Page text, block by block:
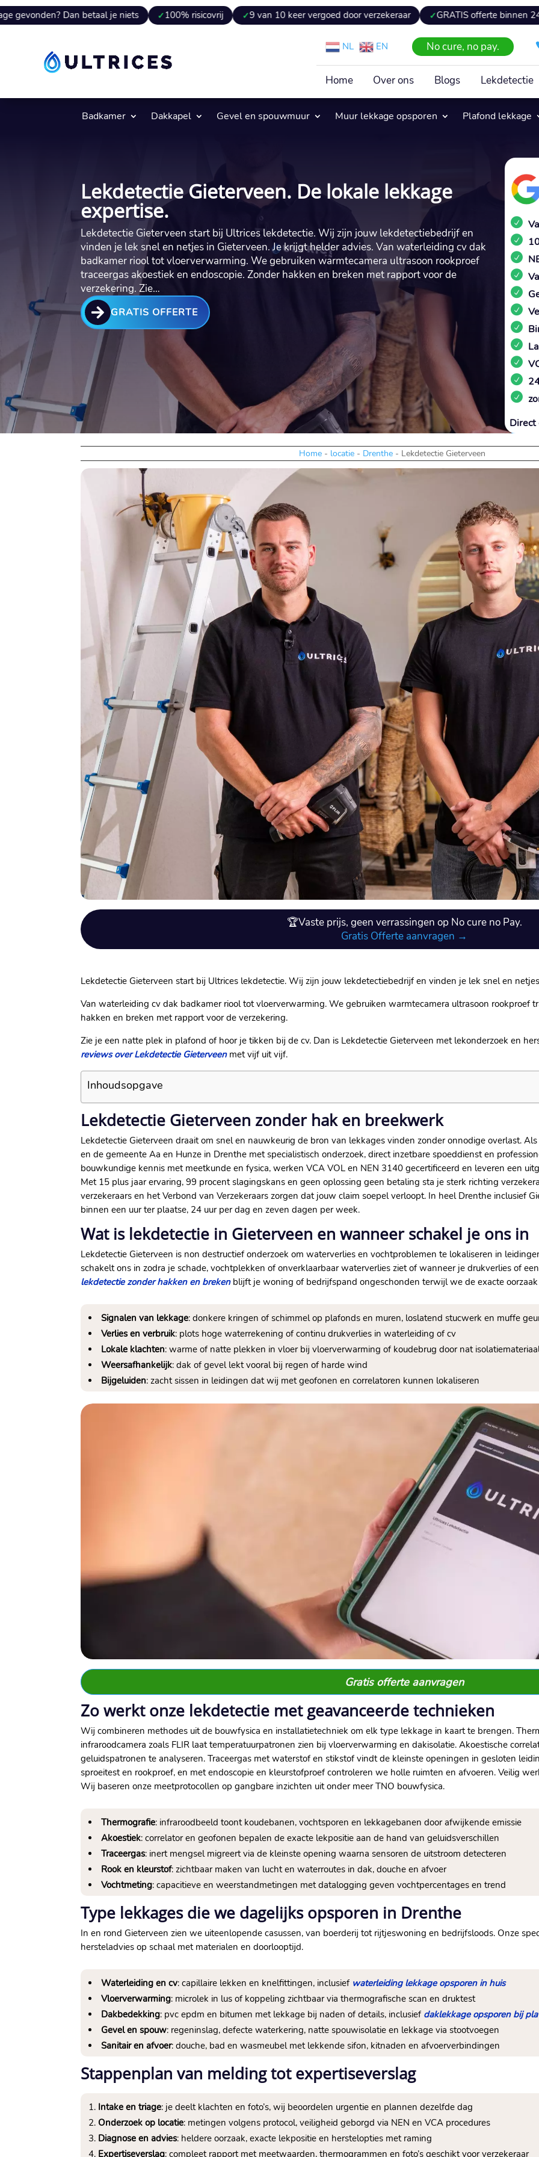
Dan betaal je niets 100% risicovrij 9 van 10 keer vergoed door verzekeraar GRATIS offerte binnen 24 uur
NL EN No cure, no pay.
Home Over ons Blogs Lekdetectie
Badkamer Dakkapel Gevel en spouwmuur Muur lekkage opsporen Plafond lekkage
Lekdetectie Gieterveen. De lokale lekkage
expertise.
Lekdetectie Gieterveen start bij Ultrices lekdetectie. Wij zijn jouw lekdetectiebedrijf en
vinden je lek snel en netjes in Gieterveen. Je krijgt helder advies. Van waterleiding cv dak
badkamer riool tot vloerverwarming. We gebruiken warmtecamera ultrasoon rookproef
traceergas akoestiek en endoscopie. Zonder hakken en breken met rapport voor de
verzekering. Zie…
 GRATIS OFFERTE
Home - locatie - Drenthe - Lekdetectie Gieterveen
🏆Vaste prijs, geen verrassingen op No cure no Pay.
Gratis Offerte aanvragen →
Lekdetectie Gieterveen start bij Ultrices lekdetectie. Wij zijn jouw lekdetectiebedrijf en vinden je lek snel en
Van waterleiding cv dak badkamer riool tot vloerverwarming. We gebruiken warmtecamera ultrasoon rookproef
hakken en breken met rapport voor de verzekering.
Zie je een natte plek in plafond of hoor je tikken bij de cv. Dan is Lekdetectie Gieterveen met lekonderzoek en
reviews over Lekdetectie Gieterveenmet vijf uit vijf.
Inhoudsopgave
Lekdetectie Gieterveen zonder hak en breekwerk
Lekdetectie Gieterveen draait om snel en nauwkeurig de bron van lekkages vinden zonder onnodige overlast.
en de gemeente Aa en Hunze in Drenthe met specialistisch onderzoek, direct inzetbare spoeddienst en
bouwkundige kennis met meetkunde en fysica, werken VCA VOL en NEN 3140 gecertificeerd en leveren een
Met 15 plus jaar ervaring, 99 procent slagingskans en geen oplossing geen betaling sta je sterk richting
verzekeraars en het Verbond van Verzekeraars zorgen dat jouw claim soepel verloopt. In heel Drenthe inclusief
binnen een uur ter plaatse, 24 uur per dag en zeven dagen per week.
Wat is lekdetectie in Gieterveen en wanneer schakel je ons in
Lekdetectie Gieterveen is non destructief onderzoek om waterverlies en vochtproblemen te lokaliseren in
schakelt ons in zodra je schade, vochtplekken of onverklaarbaar waterverlies ziet of wanneer je drukverlies of
lekdetectie zonder hakken en brekenblijft je woning of bedrijfspand ongeschonden terwijl we de exacte
Signalen van lekkage: donkere kringen of schimmel op plafonds en muren, loslatend stucwerk en muffe
Verlies en verbruik: plots hoge waterrekening of continu drukverlies in waterleiding of cv
Lokale klachten: warme of natte plekken in vloer bij vloerverwarming of koudebrug door nat
Weersafhankelijk: dak of gevel lekt vooral bij regen of harde wind
Bijgeluiden: zacht sissen in leidingen dat wij met geofonen en correlatoren kunnen lokaliseren
Gratis offerte aanvragen
Zo werkt onze lekdetectie met geavanceerde technieken
Wij combineren methodes uit de bouwfysica en installatietechniek om elk type lekkage in kaart te brengen.
infraroodcamera zoals FLIR laat temperatuurpatronen zien bij vloerverwarming en dakisolatie. Akoestische
geluidspatronen te analyseren. Traceergas met waterstof en stikstof vindt de kleinste openingen in gesloten
sproeitest en rookproef, en met endoscopie en kleurstofproef controleren we holle ruimten en afvoeren. Veilig
Wij baseren onze meetprotocollen op gangbare inzichten uit onder meer TNO bouwfysica.
Thermografie: infraroodbeeld toont koudebanen, vochtsporen en lekkagebanen door afwijkende emissie
Akoestiek: correlator en geofonen bepalen de exacte lekpositie aan de hand van geluidsverschillen
Traceergas: inert mengsel migreert via de kleinste opening waarna sensoren de uitstroom detecteren
Rook en kleurstof: zichtbaar maken van lucht en waterroutes in dak, douche en afvoer
Vochtmeting: capacitieve en weerstandmetingen met datalogging geven vochtpercentages en trend
Type lekkages die we dagelijks opsporen in Drenthe
In en rond Gieterveen zien we uiteenlopende casussen, van boerderij tot rijtjeswoning en bedrijfsloods. Onze
hersteladvies op schaal met materialen en doorlooptijd.
Waterleiding en cv: capillaire lekken en knelfittingen, inclusief waterleiding lekkage opsporen in huis
Vloerverwarming: microlek in lus of koppeling zichtbaar via thermografische scan en druktest
Dakbedekking: pvc epdm en bitumen met lekkage bij naden of details, inclusief daklekkage opsporen bij
Gevel en spouw: regeninslag, defecte waterkering, natte spouwisolatie en lekkage via stootvoegen
Sanitair en afvoer: douche, bad en wasmeubel met lekkende sifon, kitnaden en afvoerverbindingen
Stappenplan van melding tot expertiseverslag
Intake en triage: je deelt klachten en foto’s, wij beoordelen urgentie en plannen dezelfde dag
Onderzoek op locatie: metingen volgens protocol, veiligheid geborgd via NEN en VCA procedures
Diagnose en advies: heldere oorzaak, exacte lekpositie en herstelopties met raming
Expertiseverslag: compleet rapport met meetwaarden, thermogrammen en foto’s geschikt voor verzekeraar